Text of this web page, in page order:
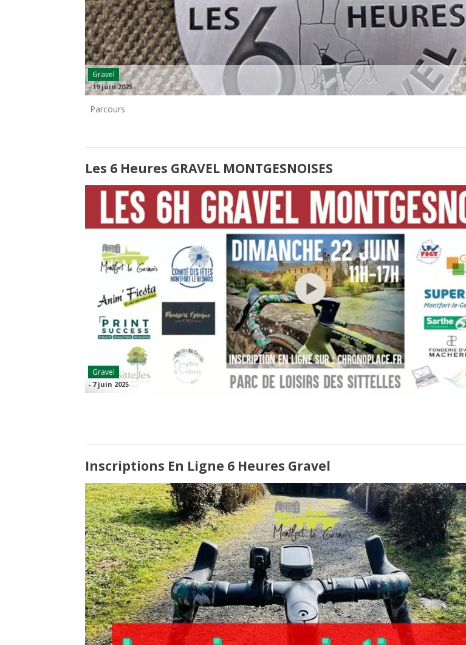
Gravel
- 19 juin 2025
Parcours
Les 6 Heures GRAVEL MONTGESNOISES
Gravel
- 7 juin 2025
Inscriptions En Ligne 6 Heures Gravel